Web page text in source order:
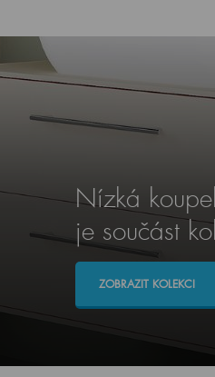
Nízká
je součást
ZOBRAZIT KOLEKCI